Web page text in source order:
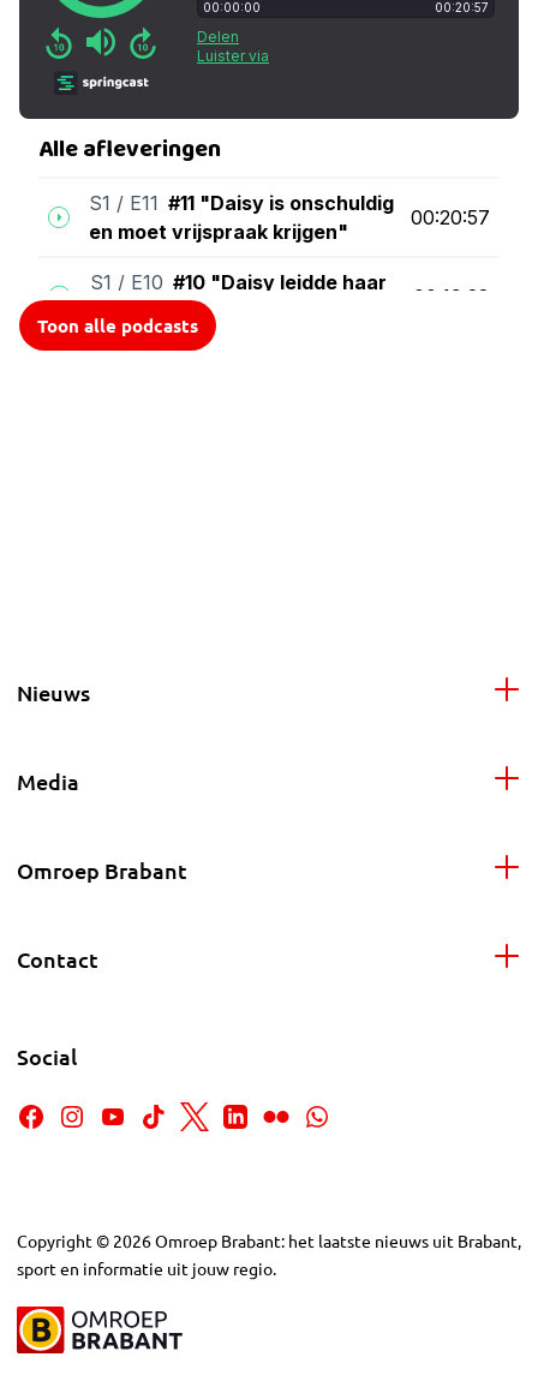
Toon alle podcasts
Nieuws
Media
Omroep Brabant
Contact
Social
Copyright © 2026Omroep Brabant: het laatste nieuws uit Brabant,
sport en informatie uit jouw regio.